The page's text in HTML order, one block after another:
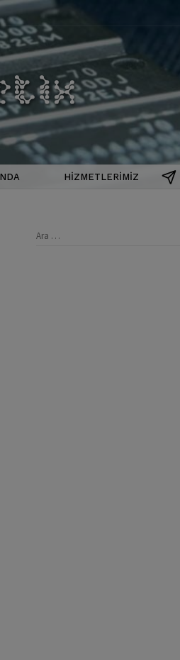
elektromanyetix
HIZMETLERIMIZ
Arama: